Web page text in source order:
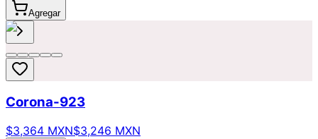
Agregar
Corona-923
$3,364 MXN$3,246 MXN